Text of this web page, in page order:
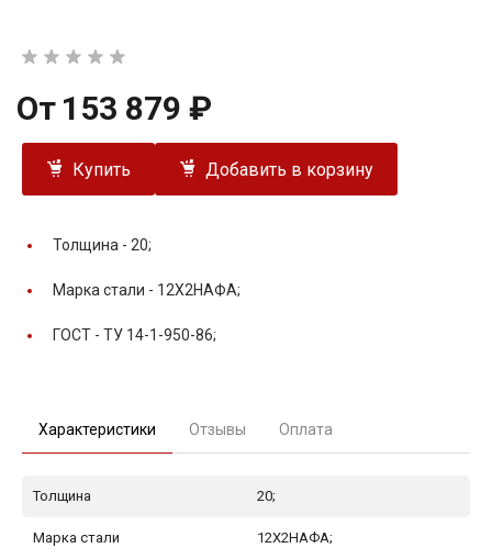
От 153 879 ₽
Купить Добавить в корзину
Толщина - 20;
Марка стали - 12Х2НАФА;
ГОСТ - ТУ 14-1-950-86;
Характеристики Отзывы Оплата
Толщина 20;
Марка стали 12Х2НАФА;